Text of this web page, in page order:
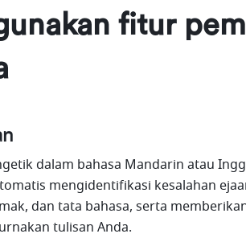
fitur
dalam bahasa Mandarin atau
mengidentifikasi kesalahan
dan tata bahasa, serta
tulisan Anda.